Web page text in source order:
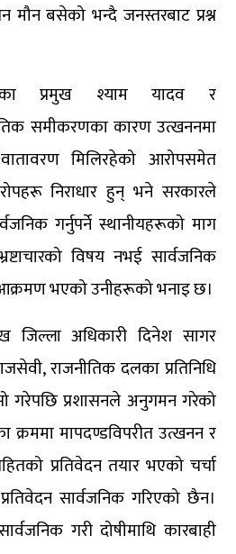
बसेको भन्दै जनस्तरबाट प्रश्न
प्रमुख श्याम यादव र
समीकरणका कारण उत्खननमा
मिलिरहेको आरोपसमेत
निराधार हुन् भने सरकारले
गर्नुपर्ने स्थानीयहरूको माग
विषय नभई सार्वजनिक
भएको उनीहरूको भनाइ छ।
जिल्ला अधिकारी दिनेश सागर
राजनीतिक दलका प्रतिनिधि
गरेपछि प्रशासनले अनुगमन गरेको
मापदण्डविपरीत उत्खनन र
प्रतिवेदन तयार भएको चर्चा
सार्वजनिक गरिएको छैन।
गरी दोषीमाथि कारबाही